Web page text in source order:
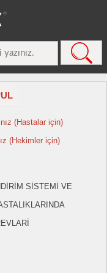
(Hastalar için)
(Hekimler için)
SİSTEMİ VE